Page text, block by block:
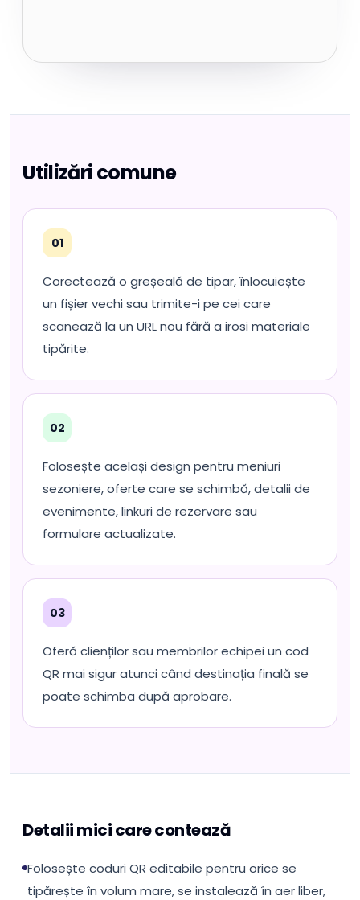
Utilizări comune
01
Corectează o greșeală de tipar, înlocuiește
un fișier vechi sau trimite-i pe cei care
scanează la un URL nou fără a irosi materiale
tipărite.
02
Folosește același design pentru meniuri
sezoniere, oferte care se schimbă, detalii de
evenimente, linkuri de rezervare sau
formulare actualizate.
03
Oferă clienților sau membrilor echipei un cod
QR mai sigur atunci când destinația finală se
poate schimba după aprobare.
Detalii mici care contează
Folosește coduri QR editabile pentru orice se
tipărește în volum mare, se instalează în aer liber,